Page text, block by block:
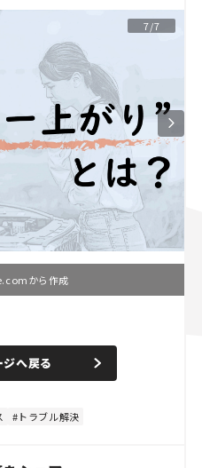
7/7
から作成
n
e
d
4
%
へ戻る
トラブル解決